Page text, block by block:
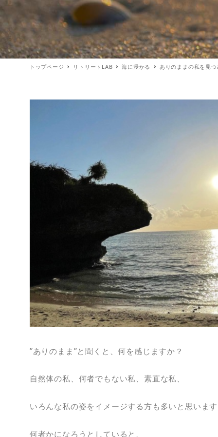
トップページ リトリートLAB 海に浸かる ありのままの私を見
”ありのまま”と聞くと、何を感じますか？
自然体の私、何者でもない私、素直な私、
いろんな私の姿をイメージする方も多いと思いま
何者かになろうとしていると、